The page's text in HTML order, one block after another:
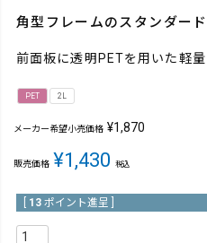
角型フレームのスタンダー
前面板に透明PETを用いた軽量
PET 2L
メーカー希望小売価格 ¥1,870
販売価格 ¥1,430 税込
13 ポイント進呈 ]